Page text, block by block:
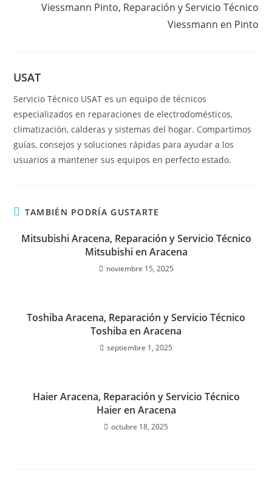
Viessmann Pinto, Reparación y Servicio Técnico
Viessmann en Pinto
USAT
Servicio Técnico USAT es un equipo de técnicos
especializados en reparaciones de electrodomésticos,
climatización, calderas y sistemas del hogar. Compartimos
guías, consejos y soluciones rápidas para ayudar a los
usuarios a mantener sus equipos en perfecto estado.
TAMBIÉN PODRÍA GUSTARTE
Mitsubishi Aracena, Reparación y Servicio Técnico
Mitsubishi en Aracena
noviembre 15, 2025
Toshiba Aracena, Reparación y Servicio Técnico
Toshiba en Aracena
septiembre 1, 2025
Haier Aracena, Reparación y Servicio Técnico
Haier en Aracena
octubre 18, 2025